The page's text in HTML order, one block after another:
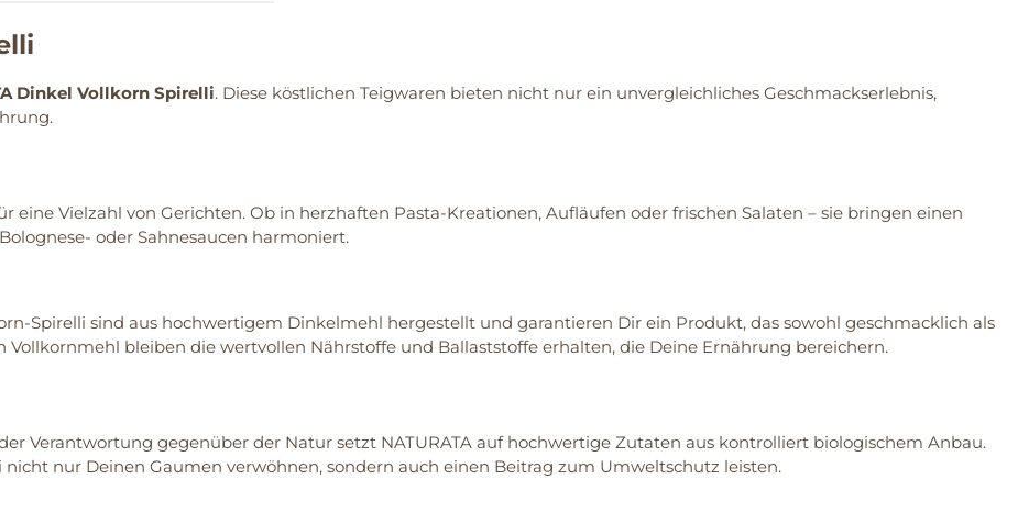
Dinkel Vollkorn Spirelli. Diese köstlichen Teigwaren bieten nicht nur ein unvergleichliches Geschmackserlebnis,
eine Vielzahl von Gerichten. Ob in herzhaften Pasta-Kreationen, Aufläufen oder frischen Salaten – sie bringen einen
oder Sahnesaucen harmoniert.
Spirelli sind aus hochwertigem Dinkelmehl hergestellt und garantieren Dir ein Produkt, das sowohl geschmacklich als
bleiben die wertvollen Nährstoffe und Ballaststoffe erhalten, die Deine Ernährung bereichern.
Verantwortung gegenüber der Natur setzt NATURATA auf hochwertige Zutaten aus kontrolliert biologischem Anbau.
nicht nur Deinen Gaumen verwöhnen, sondern auch einen Beitrag zum Umweltschutz leisten.